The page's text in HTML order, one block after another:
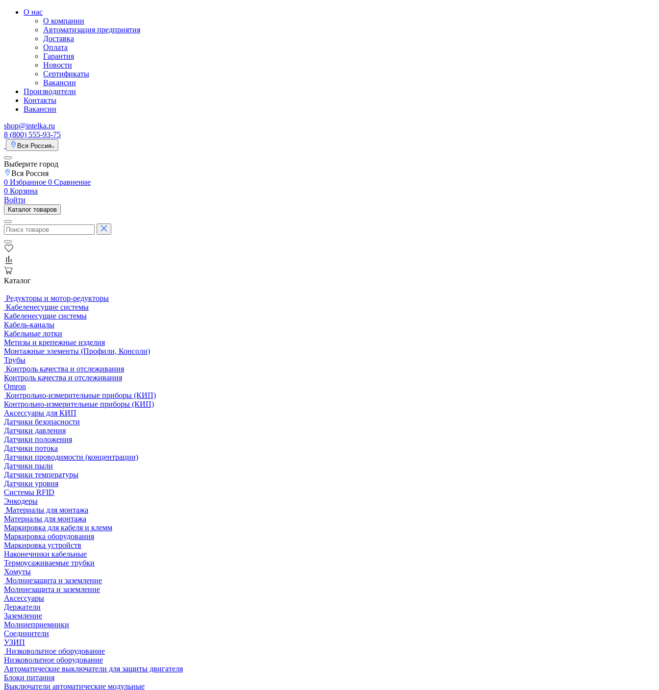
О нас
О компании
Автоматизация предприятия
Доставка
Оплата
Гарантия
Новости
Сертификаты
Вакансии
Производители
Контакты
Вакансии
shop@intelka.ru
8 (800) 555-93-75
Вся Россия
Выберите город
Вся Россия
0 Избранное 0 Сравнение
0 Корзина
Войти
Каталог товаров
Каталог
Редукторы и мотор-редукторы
Кабеленесущие системы
Кабеленесущие системы
Кабель-каналы
Кабельные лотки
Метизы и крепежные изделия
Монтажные элементы (Профили, Консоли)
Трубы
Контроль качества и отслеживания
Контроль качества и отслеживания
Omron
Контрольно-измерительные приборы (КИП)
Контрольно-измерительные приборы (КИП)
Аксессуары для КИП
Датчики безопасности
Датчики давления
Датчики положения
Датчики потока
Датчики проводимости (концентрации)
Датчики пыли
Датчики температуры
Датчики уровня
Системы RFID
Энкодеры
Материалы для монтажа
Материалы для монтажа
Маркировка для кабеля и клемм
Маркировка оборудования
Маркировка устройств
Наконечники кабельные
Термоусаживаемые трубки
Хомуты
Молниезащита и заземление
Молниезащита и заземление
Аксессуары
Держатели
Заземление
Молниеприемники
Соединители
УЗИП
Низковольтное оборудование
Низковольтное оборудование
Автоматические выключатели для защиты двигателя
Блоки питания
Выключатели автоматические модульные